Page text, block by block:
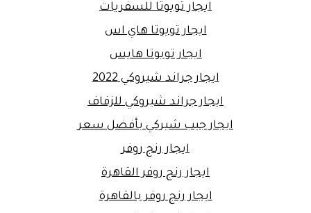
ايجار تويوتا للسفريات
ايجار تويوتا هاي اس
ايجار تويوتا هايس
ايجار جراند شيروكي 2022
ايجار جراند شيروكي للزفاف
ايجار جيب شيركي بأفضل سعر
ايجار رنج روفر
ايجار رنج روفر القاهرة
ايجار رنج روفر بالقاهرة